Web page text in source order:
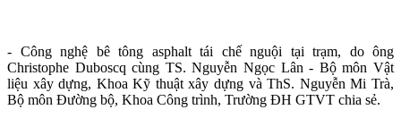
- Công nghệ bê tông asphalt tái chế nguội tại trạm, do ông
Christophe Duboscq cùng TS. Nguyễn Ngọc Lân - Bộ môn Vật
liệu xây dựng, Khoa Kỹ thuật xây dựng và ThS. Nguyễn Mi Trà,
Bộ môn Đường bộ, Khoa Công trình, Trường ĐH GTVT chia sẻ.